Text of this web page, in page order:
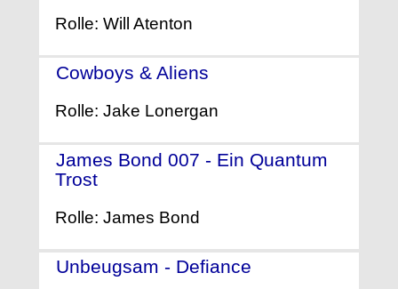
Rolle: Will Atenton
Cowboys & Aliens
Rolle: Jake Lonergan
James Bond 007 - Ein Quantum
Trost
Rolle: James Bond
Unbeugsam - Defiance